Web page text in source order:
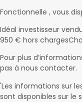
Fonctionnelle , vous
Idéal investisseur
950 € hors
Pour plus
pas à nous contacter.
'Les informations sur
sont disponibles sur le